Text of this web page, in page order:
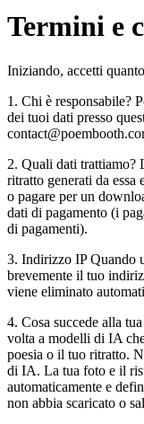
Termini e
Iniziando, accetti
1. Chi è responsabile?
dei tuoi dati presso
2. Quali dati trattiamo?
ritratto generati da
o pagare per un
dati di pagamento (i
di pagamenti).
3. Indirizzo IP Quando
brevemente il tuo
viene eliminato
4. Cosa succede alla
volta a modelli di IA
poesia o il tuo ritratto.
di IA. La tua foto e il
automaticamente e
non abbia scaricato o